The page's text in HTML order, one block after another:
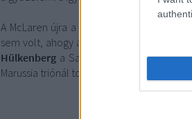
A McLaren újra a középmezőny élére
sem volt, ahogy a Toro Rosso hétvégéje
Hülkenberg a Sauberrel, az időmérőn
Marussia triónál továbbra sincs semmi